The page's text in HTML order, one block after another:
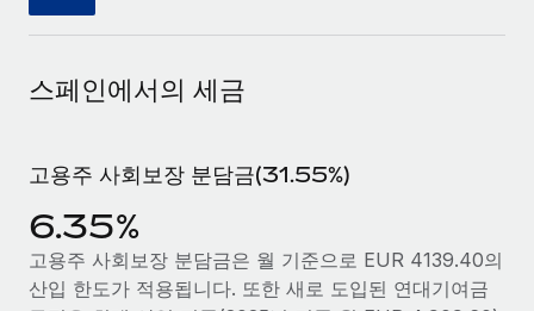
전문가 상담
신원 조사
채용 후보자 심사 프로세스 간소화
Compliance Watchtower
규정 준수 관련 위험에 선제적으로 대응
Remote와의 파트너십 기회 탐색
Remote Build
곧 제공 예정
사례 연구
조직 규모를 120% 성장시킨 방법
급여 및 인재 인사이트
지원받기
모든 리소스 보기
블로그
스페인에서의 세금
고용주 사회보장 분담금(31.55%)
6.35%
고용주 사회보장 분담금은 월 기준으로 EUR 4139.40의
산입 한도가 적용됩니다. 또한 새로 도입된 연대기여금